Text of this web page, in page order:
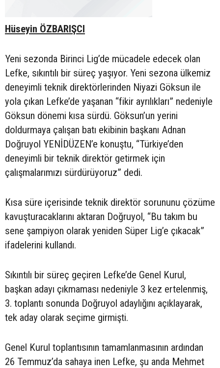
Hüseyin ÖZBARIŞCI
Yeni sezonda Birinci Lig’de mücadele edecek olan
Lefke, sıkıntılı bir süreç yaşıyor. Yeni sezona ülkemiz
deneyimli teknik direktörlerinden Niyazi Göksun ile
yola çıkan Lefke’de yaşanan “fikir ayrılıkları” nedeniyle
Göksun dönemi kısa sürdü. Göksun’un yerini
doldurmaya çalışan batı ekibinin başkanı Adnan
Doğruyol YENİDÜZEN’e konuştu, “Türkiye’den
deneyimli bir teknik direktör getirmek için
çalışmalarımızı sürdürüyoruz” dedi.
Kısa süre içerisinde teknik direktör sorununu çözüme
kavuşturacaklarını aktaran Doğruyol, “Bu takım bu
sene şampiyon olarak yeniden Süper Lig’e çıkacak”
ifadelerini kullandı.
Sıkıntılı bir süreç geçiren Lefke’de Genel Kurul,
başkan adayı çıkmaması nedeniyle 3 kez ertelenmiş,
3. toplantı sonunda Doğruyol adaylığını açıklayarak,
tek aday olarak seçime girmişti.
Genel Kurul toplantısının tamamlanmasının ardından
26 Temmuz’da sahaya inen Lefke, şu anda Mehmet